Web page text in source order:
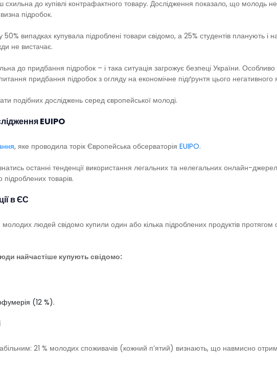
схильна до купівлі контрафактного товару. Дослідження показало, що молодь не
підробок.
випадках купувала підроблені товари свідомо, а 25% студентів планують і
не вистачає.
до придбання підробок – і така ситуація загрожує безпеці України.
придбання підробок з огляду на економічне підґрунтя цього
подібних досліджень серед європейської молоді.
EUIPO
, яке проводила торік Європейська обсерваторія EUIPO.
останні тенденції використання легальних та нелегальних онлайн-джерел
товарів.
в ЄС
людей свідомо купили один або кілька підроблених продуктів протягом
найчастіше купують свідомо:
(12 %).
21 % молодих споживачів (кожний п’ятий) визнають, що навмисно